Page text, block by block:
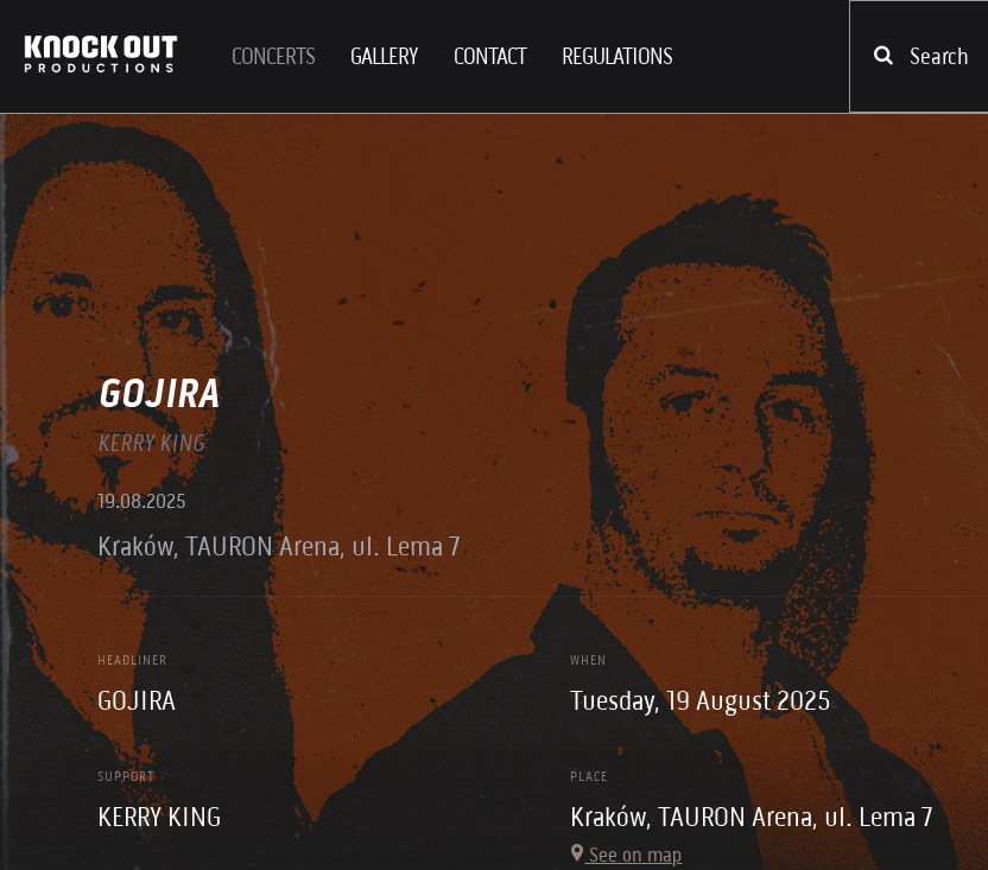
CONCERTS GALLERY CONTACT REGULATIONS
GOJIRA
KERRY KING
19.08.2025
Kraków, TAURON Arena, ul. Lema 7
HEADLINER
GOJIRA
WHEN
Tuesday, 19 August 2025
SUPPORT
KERRY KING
PLACE
Kraków, TAURON Arena, ul. Lema 7
See on map